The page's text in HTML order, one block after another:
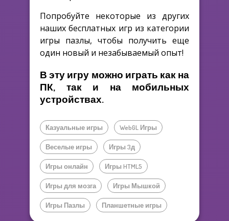
Попробуйте некоторые из других
наших бесплатных игр из категории
игры пазлы, чтобы получить еще
один новый и незабываемый опыт!
В эту игру можно играть как на
ПК, так и на мобильных
устройствах.
Казуальные игры WebGL Игры
Веселые игры Игры 3д
Игры онлайн Игры HTML5
Игры для мозга Игры Мышкой
Игры Пазлы Планшетные игры